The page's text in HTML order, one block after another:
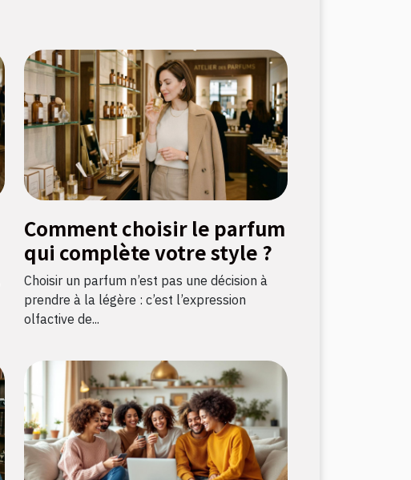
Comment choisir le parfum
qui complète votre style ?
Choisir un parfum n’est pas une décision à
prendre à la légère : c’est l’expression
olfactive de...